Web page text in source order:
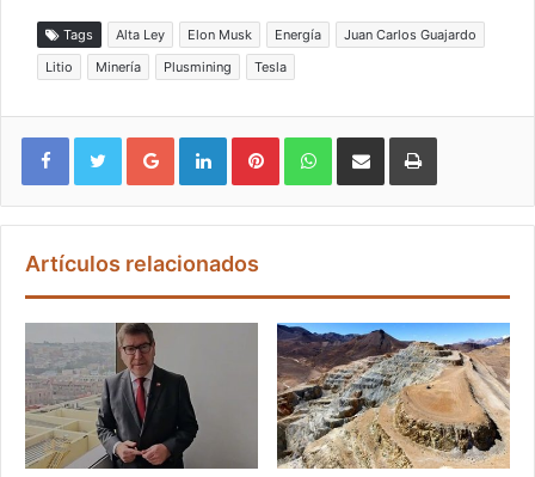
Tags Alta Ley Elon Musk Energía
Juan Carlos Guajardo
Litio
Minería Plusmining Tesla
Google+ LinkedIn Pinterest WhatsApp
Artículos relacionados